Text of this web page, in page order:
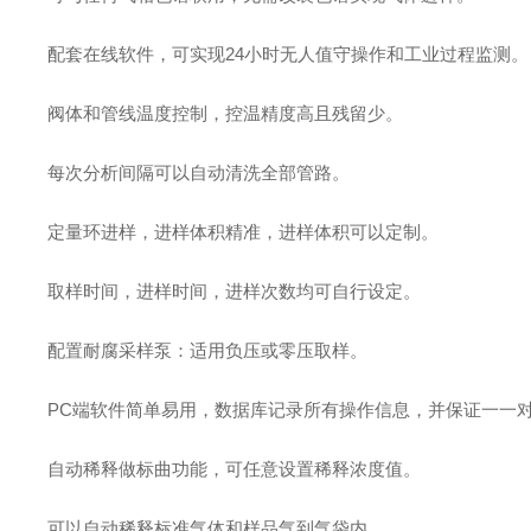
配套在线软件，可实现24小时无人值守操作和工业过程监测。
阀体和管线温度控制，控温精度高且残留少。
每次分析间隔可以自动清洗全部管路。
定量环进样，进样体积精准，进样体积可以定制。
取样时间，进样时间，进样次数均可自行设定。
配置耐腐采样泵：适用负压或零压取样。
PC端软件简单易用，数据库记录所有操作信息，并保证一一
自动稀释做标曲功能，可任意设置稀释浓度值。